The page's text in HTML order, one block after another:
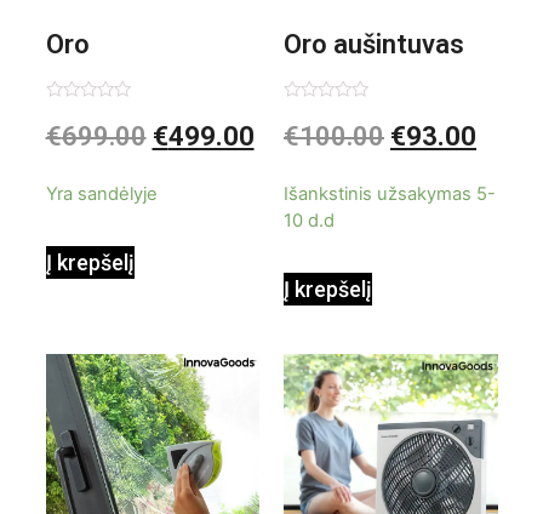
Oro
kondicionierius
0
iš
€699.00 €499.00
Yra sandėlyje
Į krepšelį
Oro aušintuvas
be ašmenų 3in1
0
iš
€100.00 €93.00
Išankstinis užsakymas 5-
10 d.d
Į krepšelį